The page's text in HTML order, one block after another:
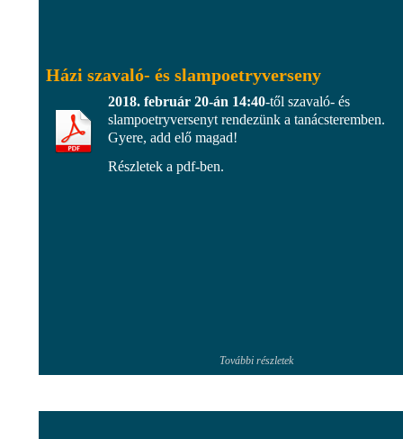
Házi szavaló- és slampoetryverseny
2018. február 20-án 14:40-től szavaló- és
slampoetryversenyt rendezünk a tanácsteremben.
Gyere, add elő magad!
Részletek a pdf-ben.
További részletek